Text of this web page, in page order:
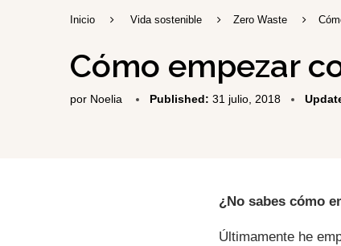
Inicio Vida sostenible Zero Waste
Cómo empezar
por Noelia Published: 31 julio, 2018
¿No sabes cómo
Últimamente he